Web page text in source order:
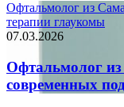
Офтальмолог из
терапии глаукомы
07.03.2026
Офтальмолог
современных